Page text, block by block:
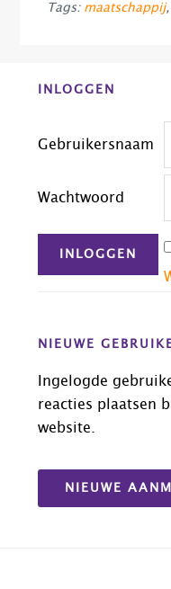
Tags: maatschappij,
Before
INLOGGEN
Gebruikersnaam
Wachtwoord
NIEUWE
Ingelogde
reacties plaatsen
website.
NIEUWE